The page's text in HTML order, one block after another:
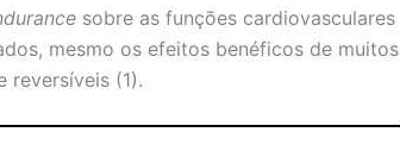
sobre as funções cardiovasculares
mesmo os efeitos benéficos de muitos
reversíveis (1).